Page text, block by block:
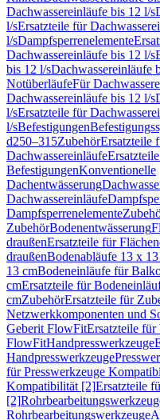
Dachwassereinläufe bis 12 l/s
l/sErsatzteile für
l/sDampfsperrenelemente
Dachwassereinläufe bis 12 l/s
bis 12 l/sDachwassereinläufe
NotüberläufeFür
Dachwassereinläufe bis 12 l/s
l/sErsatzteile für
l/sBefestigungen
d250–315ZubehörErsatzteile
Dachwassereinläufe
BefestigungenKonventionelle
Dachentwässerung
Dachwassereinläufe
Dampfsperrenelemente
ZubehörBodenentwässerung
draußenErsatzteile für
draußenBodenabläufe 13 x
13 cmBodeneinläufe für
cmErsatzteile für
cmZubehörErsatzteile für
Netzwerkkomponenten und
Geberit FlowFitErsatzteile für
FlowFitHandpresswerkzeuge
Handpresswerkzeuge
für Presswerkzeuge
Kompatibilität [2]Ersatzteile
[2]
Rohrbearbeitungswerkzeuge